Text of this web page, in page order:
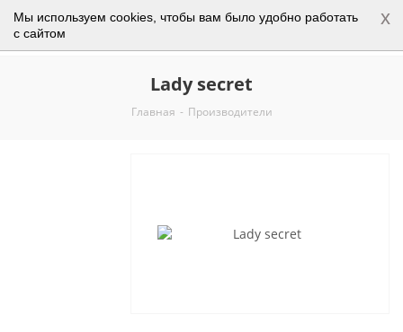
Мы используем cookies, чтобы вам было удобно работать
с сайтом
x
0
Lady secret
Главная - Производители